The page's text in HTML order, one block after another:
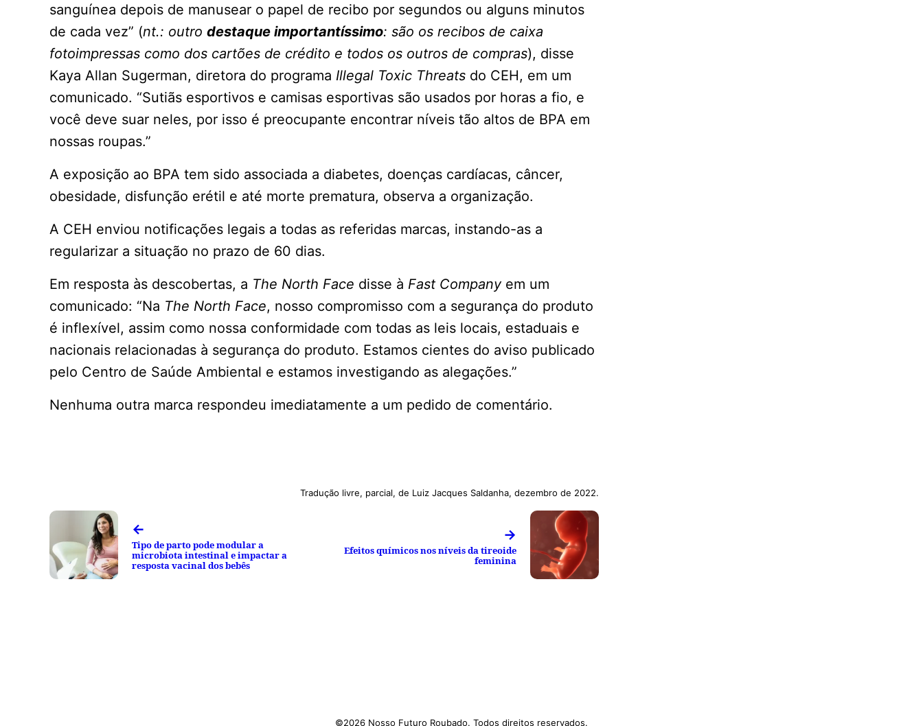
sanguínea depois de manusear o papel de recibo por segundos ou alguns minutos
de cada vez” (nt.: outro destaque importantíssimo: são os recibos de caixa
fotoimpressas como dos cartões de crédito e todos os outros de compras), disse
Kaya Allan Sugerman, diretora do programa Illegal Toxic Threats do CEH, em um
comunicado. “Sutiãs esportivos e camisas esportivas são usados ​​por horas a fio, e
você deve suar neles, por isso é preocupante encontrar níveis tão altos de BPA em
nossas roupas.”
A exposição ao BPA tem sido associada a diabetes, doenças cardíacas, câncer,
obesidade, disfunção erétil e até morte prematura, observa a organização.
A CEH enviou notificações legais a todas as referidas marcas, instando-as a
regularizar a situação no prazo de 60 dias.
Em resposta às descobertas, a The North Face disse à Fast Companyem um
comunicado: “Na The North Face, nosso compromisso com a segurança do produto
é inflexível, assim como nossa conformidade com todas as leis locais, estaduais e
nacionais relacionadas à segurança do produto. Estamos cientes do aviso publicado
pelo Centro de Saúde Ambiental e estamos investigando as alegações.”
Nenhuma outra marca respondeu imediatamente a um pedido de comentário.
Tradução livre, parcial, de Luiz Jacques Saldanha, dezembro de 2022.
←
Tipo de parto pode modular a
microbiota intestinal e impactar a
resposta vacinal dos bebês
→
Efeitos químicos nos níveis da tireoide
feminina
©2026 Nosso Futuro Roubado. Todos direitos reservados.